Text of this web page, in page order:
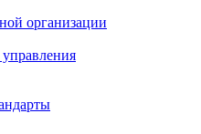
организации